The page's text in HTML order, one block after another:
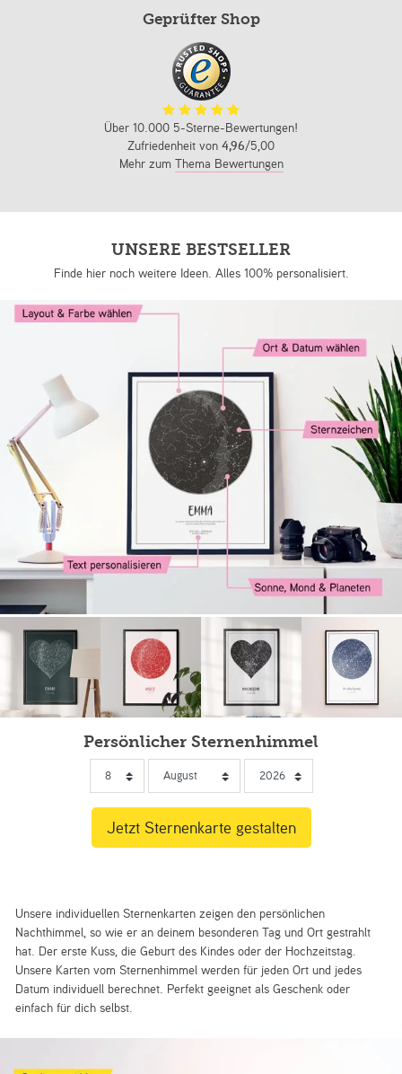
Geprüfter Shop
Über 10.000 5-Sterne-Bewertungen!
Zufriedenheit von 4,96/5,00
Mehr zum Thema Bewertungen
UNSERE BESTSELLER
Finde hier noch weitere Ideen. Alles 100% personalisiert.
Persönlicher Sternenhimmel
Unsere individuellen Sternenkarten zeigen den persönlichen
Nachthimmel, so wie er an deinem besonderen Tag und Ort gestrahlt
hat. Der erste Kuss, die Geburt des Kindes oder der Hochzeitstag.
Unsere Karten vom Sternenhimmel werden für jeden Ort und jedes
Datum individuell berechnet. Perfekt geeignet als Geschenk oder
einfach für dich selbst.